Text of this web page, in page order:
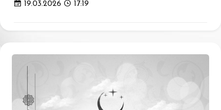
19.03.2026 17:19